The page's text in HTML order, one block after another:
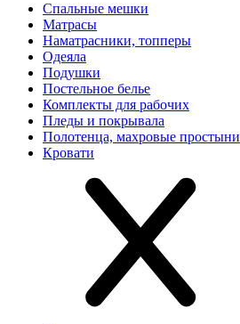
Спальные мешки
Матрасы
Наматрасники, топперы
Одеяла
Подушки
Постельное белье
Комплекты для рабочих
Пледы и покрывала
Полотенца, махровые простыни
Кровати